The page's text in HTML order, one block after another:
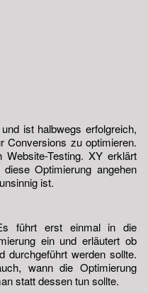
ist halbwegs erfolgreich,
Conversions zu optimieren.
Testing. XY erklärt
Optimierung angehen
ist.
führt erst einmal in die
ein und erläutert ob
durchgeführt werden sollte.
wann die Optimierung
statt dessen tun sollte.